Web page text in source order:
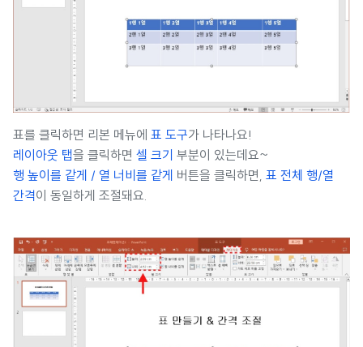
표를 클릭하면 리본 메뉴에 표 도구가 나타나요!
레이아웃 탭을 클릭하면 셀 크기 부분이 있는데요~
행 높이를 같게 / 열 너비를 같게 버튼을 클릭하면, 표 전체 행/열
간격​이 동일하게 조절돼요.